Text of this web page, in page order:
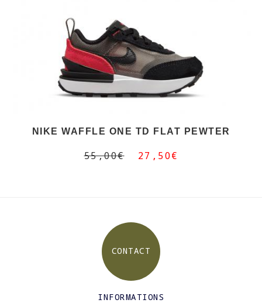
NIKE WAFFLE ONE TD FLAT PEWTER
55,00€ 27,50€
CONTACT
INFORMATIONS